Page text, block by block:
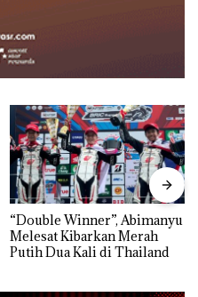
“Double Winner”, Abimanyu
Melesat Kibarkan Merah
Putih Dua Kali di Thailand